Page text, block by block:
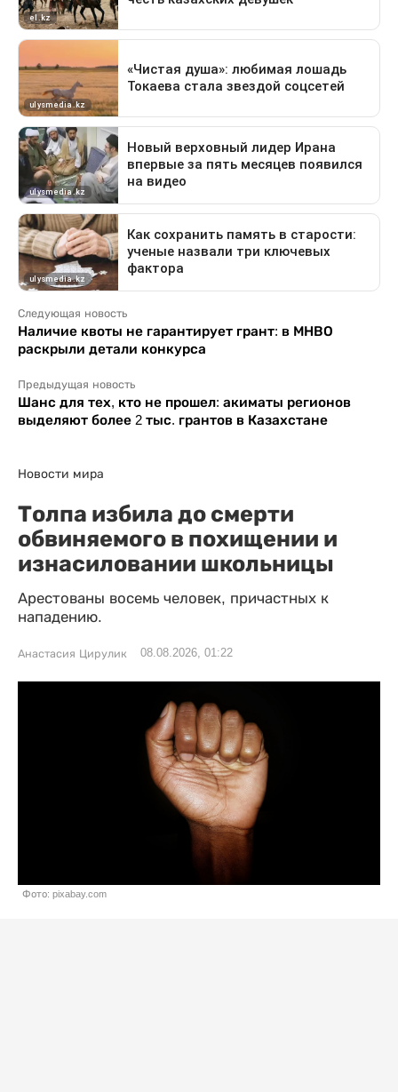
Следующая новость
Наличие квоты не гарантирует грант: в МНВО
раскрыли детали конкурса
Предыдущая новость
Шанс для тех, кто не прошел: акиматы регионов
выделяют более 2 тыс. грантов в Казахстане
Новости мира
Толпа избила до смерти
обвиняемого в похищении и
изнасиловании школьницы
Арестованы восемь человек, причастных к
нападению.
Анастасия Цирулик 08.08.2026, 01:22
Фото: pixabay.com